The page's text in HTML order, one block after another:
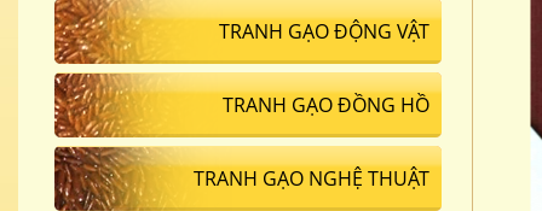
TRANH GẠO ĐỘNG VẬT
TRANH GẠO ĐỒNG HỒ
TRANH GẠO NGHỆ THUẬT